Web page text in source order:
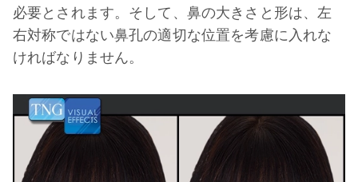
必要とされます。そして、鼻の大きさと形は、左
右対称ではない鼻孔の適切な位置を考慮に入れな
ければなりません。